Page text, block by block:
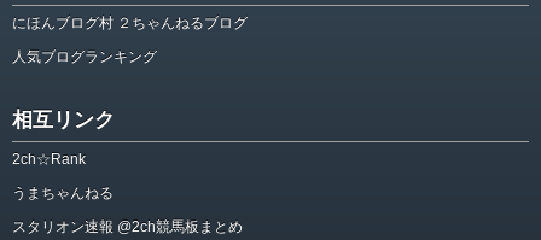
にほんブログ村 ２ちゃんねるブログ
人気ブログランキング
相互リンク
2ch☆Rank
うまちゃんねる
スタリオン速報 @2ch競馬板まとめ